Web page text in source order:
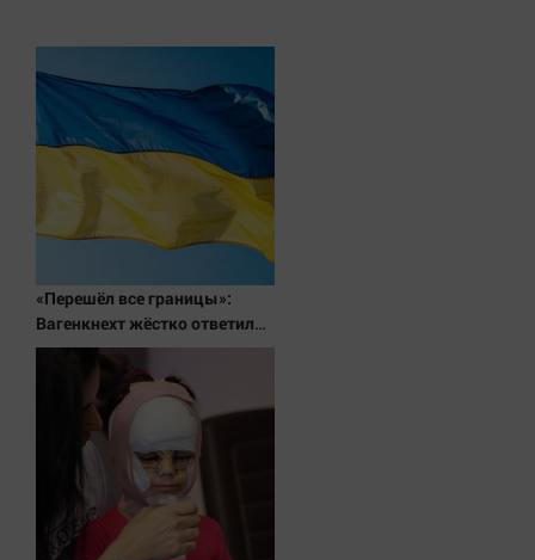
Афиша
Блогеркуль
Быстрый медиазавод
Вирус чтения
Вкусное
Дети
Качество жизни
Народная журналистика
Наука
«Перешёл все границы»:
Вагенкнехт жёстко ответила
послу Украины